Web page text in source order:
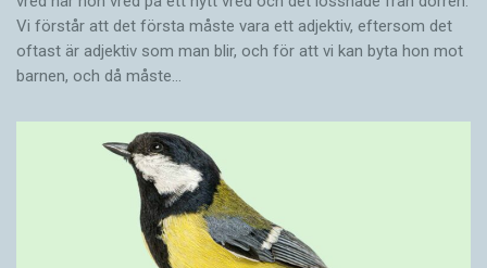
Vi förstår att det första måste vara ett adjektiv, eftersom det
oftast är adjektiv som man blir, och för att vi kan byta hon mot
barnen, och då måste…